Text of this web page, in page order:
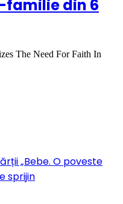
din 6
The Need For Faith In
„Bebe. O poveste
sprijin